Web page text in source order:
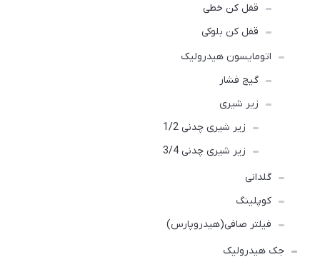
قفل کن خطی
قفل کن بلوکی
اتومایسون هیدرولیک
گیج فشار
زیر شیری
زیر شیری چدنی 1/2
زیر شیری چدنی 3/4
گلدانی
کوپلینگ
فیلتر صافی(هیدروپارس)
جک هیدرولیک